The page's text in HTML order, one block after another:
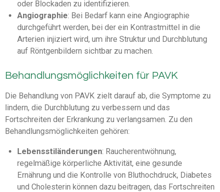
oder Blockaden zu identifizieren.
Angiographie: Bei Bedarf kann eine Angiographie
durchgeführt werden, bei der ein Kontrastmittel in die
Arterien injiziert wird, um ihre Struktur und Durchblutung
auf Röntgenbildern sichtbar zu machen.
Behandlungsmöglichkeiten für PAVK
Die Behandlung von PAVK zielt darauf ab, die Symptome zu
lindern, die Durchblutung zu verbessern und das
Fortschreiten der Erkrankung zu verlangsamen. Zu den
Behandlungsmöglichkeiten gehören:
Lebensstiländerungen: Raucherentwöhnung,
regelmäßige körperliche Aktivität, eine gesunde
Ernährung und die Kontrolle von Bluthochdruck, Diabetes
und Cholesterin können dazu beitragen, das Fortschreiten